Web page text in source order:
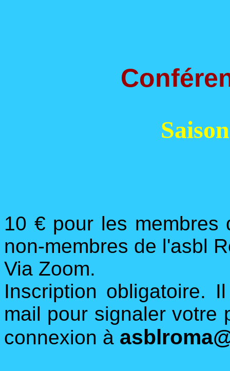
10 € pour les
non-membres de l'asbl
Via Zoom.
Inscription obligatoire.
mail pour signaler votre
connexion à